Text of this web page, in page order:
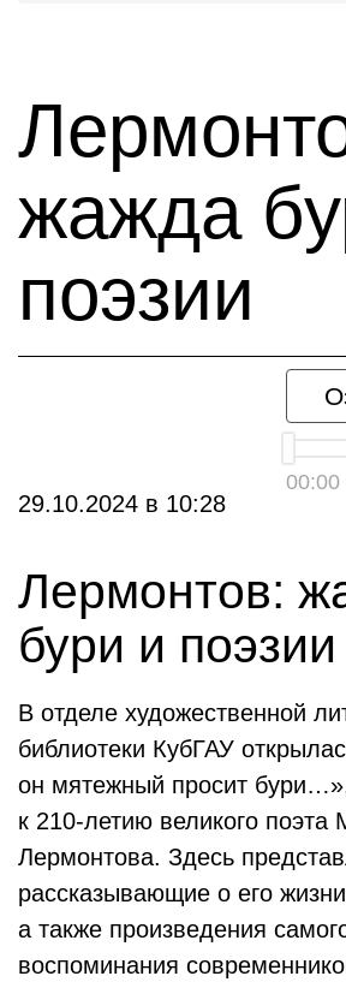
жажда
поэзии
00:00
29.10.2024 в 10:28
Лермонтов:
бури и поэзии
В отделе художественной
библиотеки КубГАУ
он мятежный просит
к 210-летию великого поэта
Лермонтова. Здесь
рассказывающие о его
а также произведения
воспоминания